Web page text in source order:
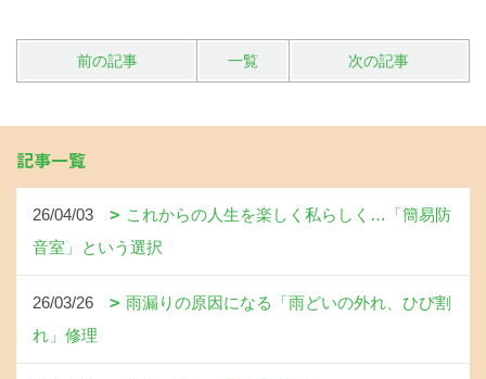
前の記事 一覧 次の記事
記事一覧
26/04/03
これからの人生を楽しく私らしく…「簡易防
音室」という選択
26/03/26
雨漏りの原因になる「雨どいの外れ、ひび割
れ」修理